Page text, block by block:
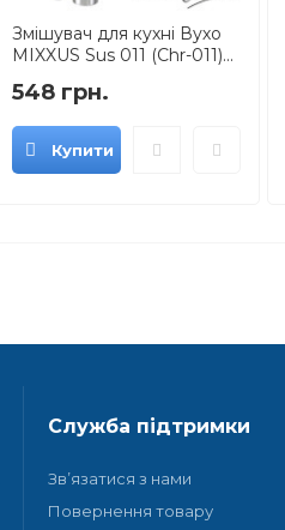
Змішувач для кухні Вухо
MIXXUS Sus 011 (Chr-011)...
548 грн.
Купити
Служба підтримки
Зв’язатися з нами
Повернення товару